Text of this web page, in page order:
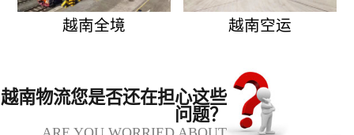
越南全境 越南空运
越南物流您是否还在担心这些
问题？